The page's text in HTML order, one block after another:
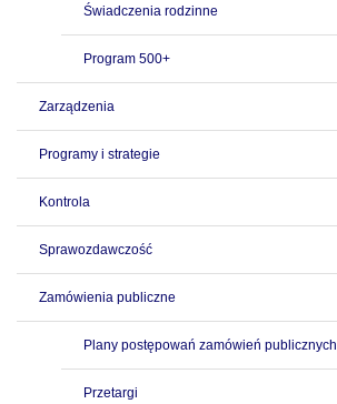
Świadczenia rodzinne
Program 500+
Zarządzenia
Programy i strategie
Kontrola
Sprawozdawczość
Zamówienia publiczne
Plany postępowań zamówień publicznych
Przetargi